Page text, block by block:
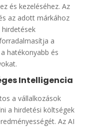
és kezeléséhez. Az
az adott márkához
a
hatékonyabb és
Intelligencia
a vállalkozások
a hirdetési költségek
Az AI